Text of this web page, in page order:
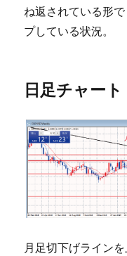
ね返されている形
プしている状況。
日足チャート
月足切下げライン